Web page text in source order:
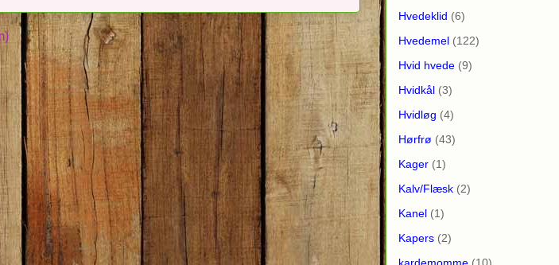
Hvedeklid (6)
Hvedemel (122)
Hvid hvede (9)
Hvidkål (3)
Hvidløg (4)
Hørfrø (43)
Kager (1)
Kalv/Flæsk (2)
Kanel (1)
Kapers (2)
kardemomme (10)